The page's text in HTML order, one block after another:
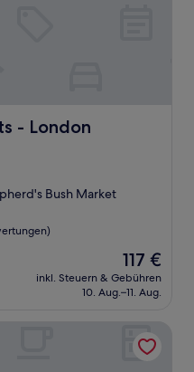
- London
Hammersmith
Bush Market
Der
Preis
beträgt
117 €
inkl. Steuern & Gebühren
10. Aug.–11. Aug.